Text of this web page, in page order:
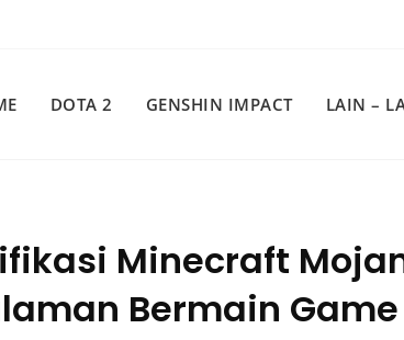
DOTA 2 GENSHIN IMPACT LAIN –
Minecraft
Bermain